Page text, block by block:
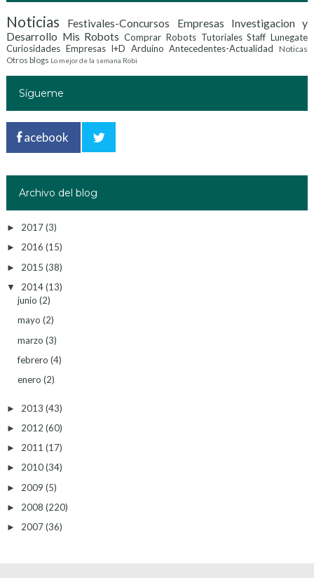
Noticias Festivales-Concursos
Empresas Investigacion y
Desarrollo Mis Robots Comprar Robots Tutoriales Staff Lunegate
Curiosidades Empresas I+D Arduino Antecedentes-Actualidad
Noticas
Otros blogs Lo mejor de la semana Robi
Sígueme
acebook
Archivo del blog
► 2017(3)
► 2016 (15)
► 2015 (38)
▼ 2014(13)
junio (2)
mayo (2)
marzo (3)
febrero (4)
enero (2)
► 2013 (43)
► 2012 (60)
► 2011 (17)
► 2010(34)
► 2009 (5)
► 2008 (220)
► 2007(36)